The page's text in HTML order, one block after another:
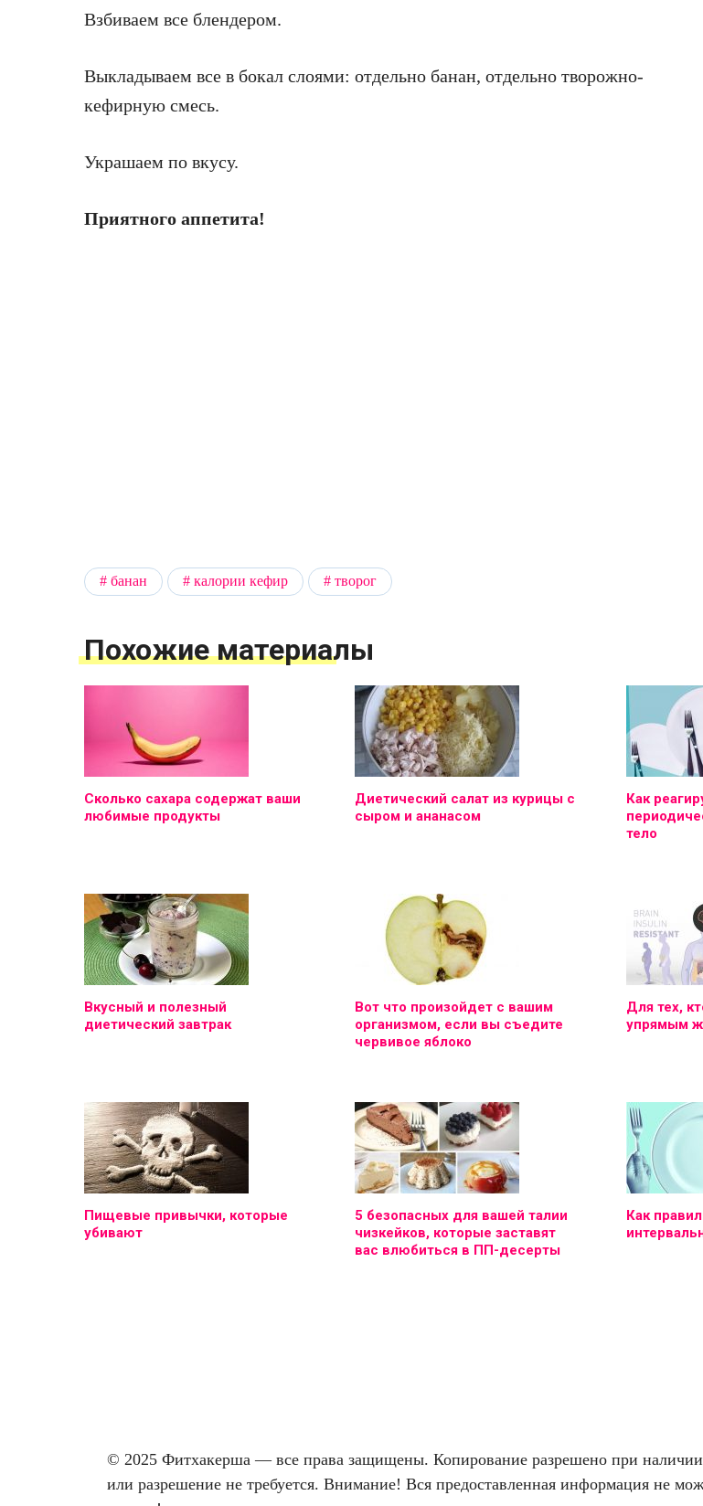
Взбиваем все блендером.
Выкладываем все в бокал слоями: отдельно банан, отдельно творожно-
кефирную смесь.
Украшаем по вкусу.
Приятного аппетита!
банан калории кефир творог
Похожие материалы
Сколько сахара содержат ваши
любимые продукты
Диетический салат из курицы с
сыром и ананасом
Как
тело
Вкусный и полезный
диетический завтрак
Вот что произойдет с вашим
организмом, если вы съедите
червивое яблоко
Для тех,
упрямым
Пищевые привычки, которые
убивают
5 безопасных для вашей талии
чизкейков, которые заставят
вас влюбиться в ПП-десерты
Как
© 2025 Фитхакерша — все права защищены. Копирование разрешено при
или разрешение не требуется. Внимание! Вся предоставленная информация не